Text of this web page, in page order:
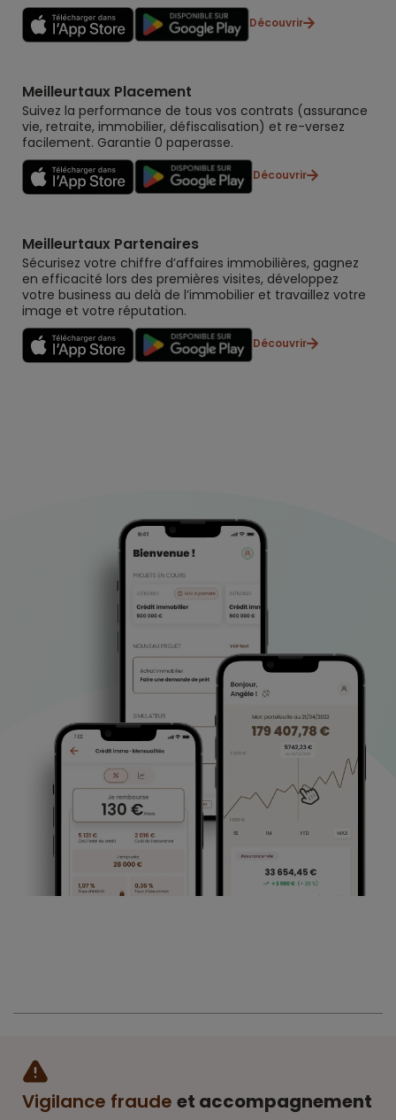
Découvrir
Meilleurtaux Placement
Suivez la performance de tous vos contrats (assurance
vie, retraite, immobilier, défiscalisation) et re-versez
facilement. Garantie 0 paperasse.
Découvrir
Meilleurtaux Partenaires
Sécurisez votre chiffre d’affaires immobilières, gagnez
en efficacité lors des premières visites, développez
votre business au delà de l’immobilier et travaillez votre
image et votre réputation.
Découvrir
Vigilance fraude et accompagnement